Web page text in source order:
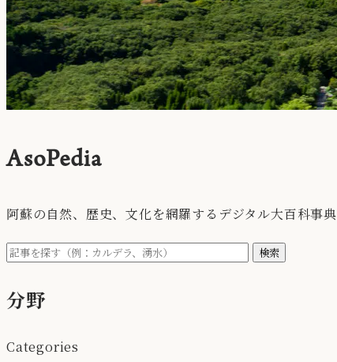
AsoPedia
阿蘇の自然、歴史、文化を網羅するデジタル大百科事典
検索
分野
Categories